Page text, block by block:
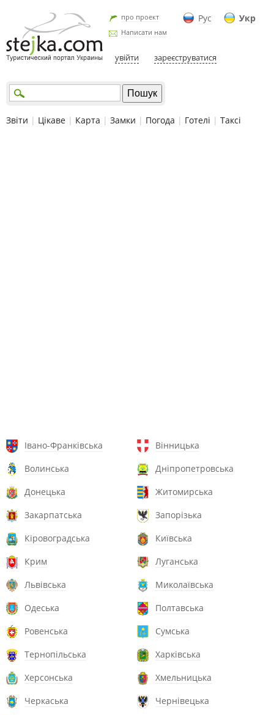
Рус Укр
про проект
Написати нам
увійти зареєструватися
Звіти | Цікаве | Карта | Замки | Погода | Готелі | Таксі
Івано-Франківська
Вінницька
Волинська
Дніпропетровська
Донецька
Житомирська
Закарпатська
Запорізька
Кіровоградська
Київська
Крим
Луганська
Львівська
Миколаївська
Одеська
Полтавська
Ровенська
Сумська
Тернопільська
Харківська
Херсонська
Хмельницька
Черкаська
Чернівецька